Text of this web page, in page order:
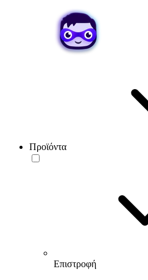
Προϊόντα
Επιστροφή